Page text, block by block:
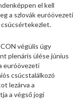
el kell
a szlovák euróövezeti
végülis úgy
plenáris ülése június
euróövezeti
csúcstalálkozó
lezárva a
a végső jogi